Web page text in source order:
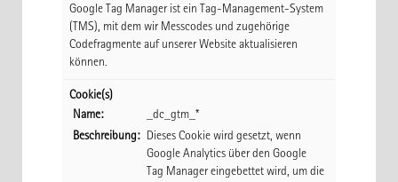
Google Tag Manager ist ein Tag-Management-System
(TMS), mit dem wir Messcodes und zugehörige
Codefragmente auf unserer Website aktualisieren
können.
Cookie(s)
Name:
_dc_gtm_*
Beschreibung:
Dieses Cookie wird gesetzt, wenn
Google Analytics über den Google
Tag Manager eingebettet wird, um die